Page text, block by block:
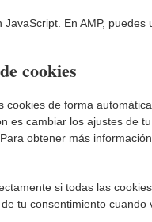
En AMP,
cookies
de forma
es cambiar los ajustes de
obtener más
si todas las
tu consentimiento cuando